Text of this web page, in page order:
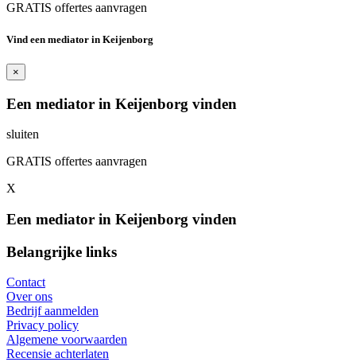
GRATIS offertes aanvragen
Vind een mediator in Keijenborg
×
Een mediator in Keijenborg vinden
sluiten
GRATIS offertes aanvragen
X
Een mediator in Keijenborg vinden
Belangrijke links
Contact
Over ons
Bedrijf aanmelden
Privacy policy
Algemene voorwaarden
Recensie achterlaten